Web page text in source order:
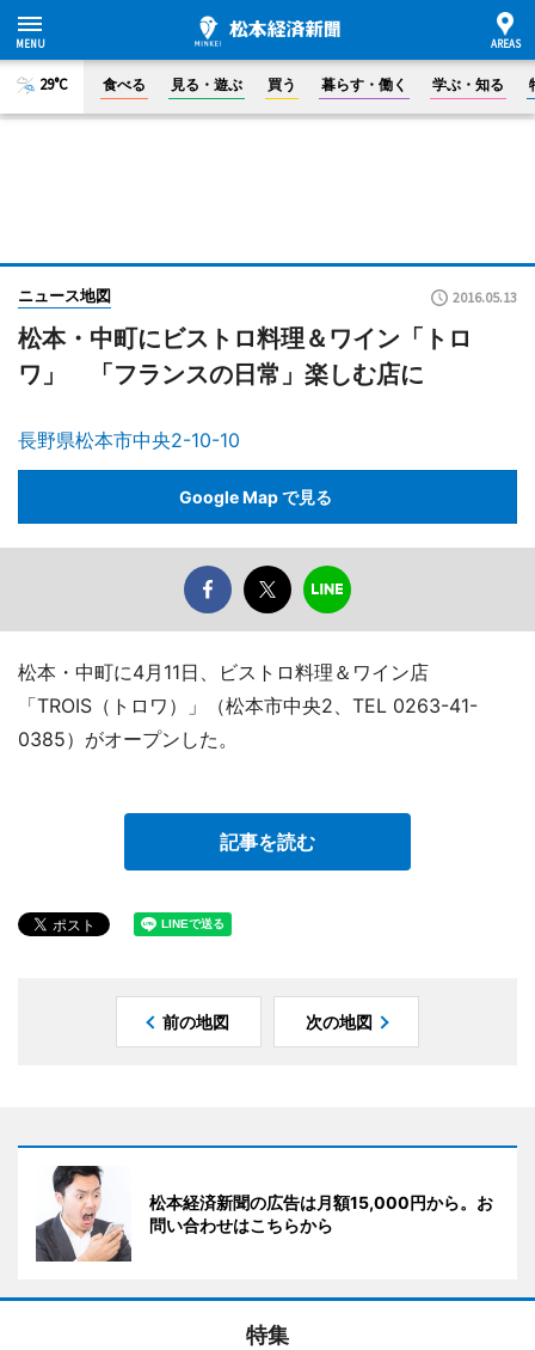
29°C 食べる 見る・遊ぶ 買う 暮らす・働く 学ぶ・知る
ニュース地図 2016.05.13
松本・中町にビストロ料理＆ワイン「トロ
ワ」 「フランスの日常」楽しむ店に
長野県松本市中央2-10-10
Google Map で見る
松本・中町に4月11日、ビストロ料理＆ワイン店
「TROIS（トロワ）」（松本市中央2、TEL 0263-41-
0385）がオープンした。
記事を読む
前の地図 次の地図
松本経済新聞の広告は月額15,000円から。お
問い合わせはこちらから
特集